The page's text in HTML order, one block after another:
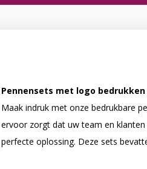
Pennensets met logo bedrukken
Maak indruk met onze bedrukbare
ervoor zorgt dat uw team en
perfecte oplossing. Deze sets